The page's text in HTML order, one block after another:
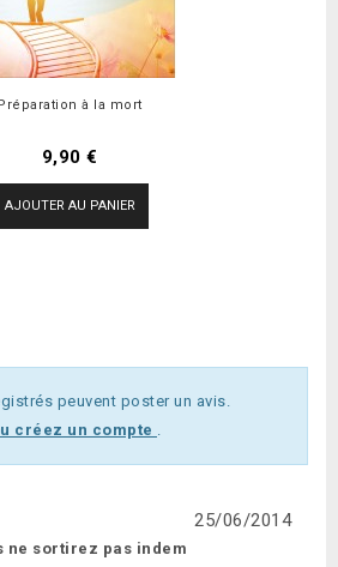
Préparation à la mort
Prix
9,90 €
AJOUTER AU PANIER
peuvent poster un avis.
créez un compte .
25/06/2014
ne sortirez pas indem